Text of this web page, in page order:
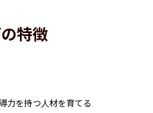
特徴
力を持つ人材を育てる